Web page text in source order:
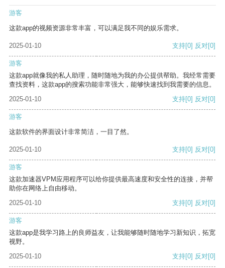
游客
这款app的视频资源非常丰富，可以满足我不同的娱乐需求。
2025-01-10 支持[0] 反对[0]
游客
这款app就像我的私人助理，随时随地为我的办公提供帮助。我经常需要
查找资料，这款app的搜索功能非常强大，能够快速找到我需要的信息。
2025-01-10
支持[0] 反对[0]
游客
这款软件的界面设计非常简洁，一目了然。
2025-01-10 支持[0] 反对[0]
游客
这款加速器VPM应用程序可以给你提供最高速度和安全性的连接，并帮
助你在网络上自由移动。
2025-01-10
支持[0] 反对[0]
游客
这款app是我学习路上的良师益友，让我能够随时随地学习新知识，拓宽
视野。
2025-01-10
支持[0] 反对[0]